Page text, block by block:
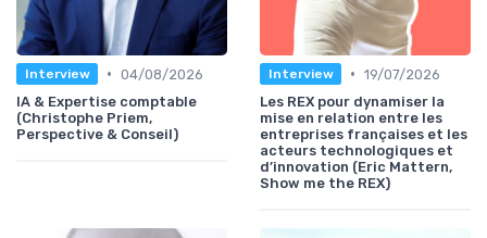
Interview • 04/08/2026
IA & Expertise comptable
(Christophe Priem,
Perspective & Conseil)
Interview • 19/07/2026
Les REX pour dynamiser la
mise en relation entre les
entreprises françaises et les
acteurs technologiques et
d’innovation (Eric Mattern,
Show me the REX)